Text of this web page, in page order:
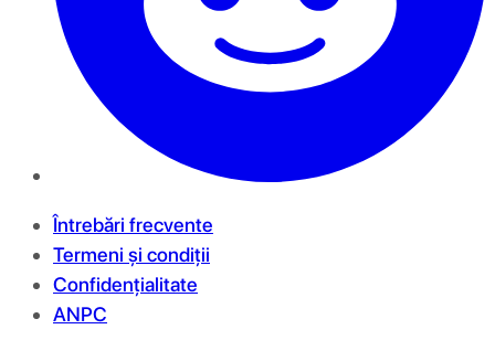
Întrebări frecvente
Termeni și condiții
Confidențialitate
ANPC